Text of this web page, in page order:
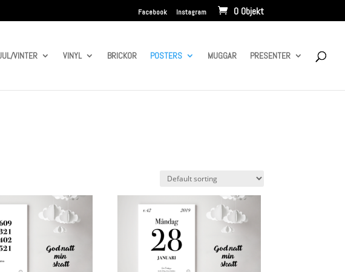
Facebook Instagram 0 Objekt
VINTER VINYL BRICKOR POSTERS MUGGAR PRESENTER